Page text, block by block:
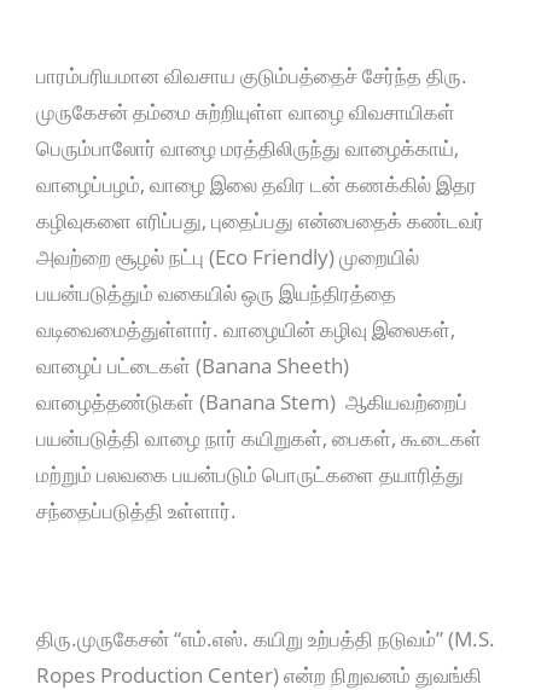
பாரம்பரியமான விவசாய குடும்பத்தைச் சேர்ந்த திரு.
முருகேசன் தம்மை சுற்றியுள்ள வாழை விவசாயிகள்
பெரும்பாலோர் வாழை மரத்திலிருந்து வாழைக்காய்,
வாழைப்பழம், வாழை இலை தவிர டன் கணக்கில் இதர
கழிவுகளை எரிப்பது, புதைப்பது என்பைதைக் கண்டவர்
அவற்றை சூழல் நட்பு (Eco Friendly) முறையில்
பயன்படுத்தும் வகையில் ஒரு இயந்திரத்தை
வடிவைமைத்துள்ளார். வாழையின் கழிவு இலைகள்,
வாழைப் பட்டைகள் (Banana Sheeth)
வாழைத்தண்டுகள் (Banana Stem) ஆகியவற்றைப்
பயன்படுத்தி வாழை நார் கயிறுகள், பைகள், கூடைகள்
மற்றும் பலவகை பயன்படும் பொருட்களை தயாரித்து
சந்தைப்படுத்தி உள்ளார்.
திரு.முருகேசன் “எம்.எஸ். கயிறு உற்பத்தி நடுவம்” (M.S.
Ropes Production Center) என்ற நிறுவனம் துவங்கி